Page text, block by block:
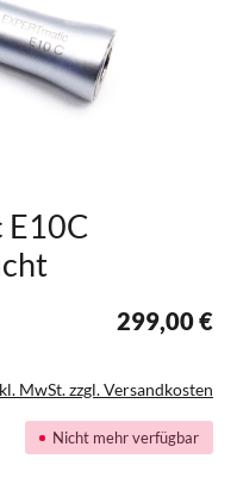
E10C
299,00 €
MwSt. zzgl. Versandkosten
Nicht mehr verfügbar